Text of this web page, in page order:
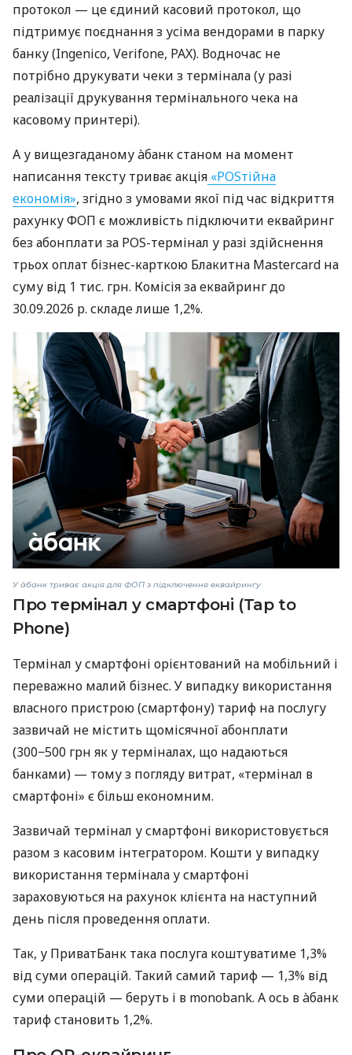
протокол — це єдиний касовий протокол, що
підтримує поєднання з усіма вендорами в парку
банку (Ingenico, Verifone, PAX). Водночас не
потрібно друкувати чеки з термінала (у разі
реалізації друкування термінального чека на
касовому принтері).
А у вищезгаданому àбанк станом на момент
написання тексту триває акція «POSтійна
економія», згідно з умовами якої під час відкриття
рахунку ФОП є можливість підключити еквайринг
без абонплати за POS-термінал у разі здійснення
трьох оплат бізнес-карткою Блакитна Mastercard на
суму від 1 тис. грн. Комісія за еквайринг до
30.09.2026 р. складе лише 1,2%.
У àбанк триває акція для ФОП з підключення еквайрингу
Про термінал у смартфоні (Tap to
Phone)
Термінал у смартфоні орієнтований на мобільний і
переважно малий бізнес. У випадку використання
власного пристрою (смартфону) тариф на послугу
зазвичай не містить щомісячної абонплати
(300−500 грн як у терміналах, що надаються
банками) — тому з погляду витрат, «термінал в
смартфоні» є більш економним.
Зазвичай термінал у смартфоні використовується
разом з касовим інтегратором. Кошти у випадку
використання термінала у смартфоні
зараховуються на рахунок клієнта на наступний
день після проведення оплати.
Так, у ПриватБанк така послуга коштуватиме 1,3%
від суми операцій. Такий самий тариф — 1,3% від
суми операцій — беруть і в monobank. А ось в àбанк
тариф становить 1,2%.